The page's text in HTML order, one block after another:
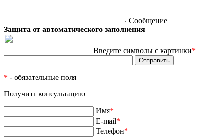
Сообщение
Защита от автоматического заполнения
Введите символы с картинки*
* - обязательные поля
Получить консультацию
Имя*
E-mail*
Телефон*